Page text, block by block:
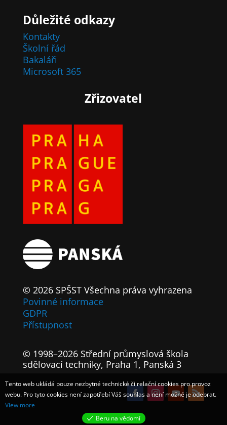
Důležité odkazy
Kontakty
Školní řád
Bakaláři
Microsoft 365
Zřizovatel
© 2026 SPŠST Všechna práva vyhrazena
Povinné informace
GDPR
Přístupnost
© 1998–2026 Střední průmyslová škola
sdělovací techniky, Praha 1, Panská 3
Tento web ukládá pouze nezbytné technické či relační cookies pro provoz
webu. Pro tyto cookies není zapotřebí Váš souhlas a není možné je odebrat.
View more
Beru na vědomí